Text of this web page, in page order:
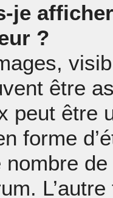
je
?
être
peut
forme
nombre